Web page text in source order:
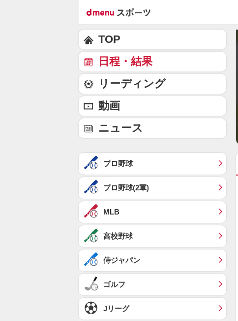
TOP
日程・結果
リーディング
動画
ニュース
プロ野球
プロ野球(2軍)
MLB
高校野球
侍ジャパン
ゴルフ
Jリーグ